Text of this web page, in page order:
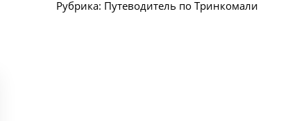
Рубрика: Путеводитель по Тринкомали